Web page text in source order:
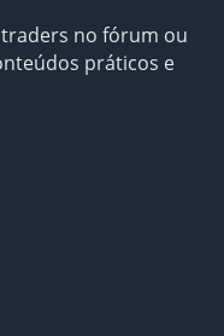
traders no fórum ou
práticos e